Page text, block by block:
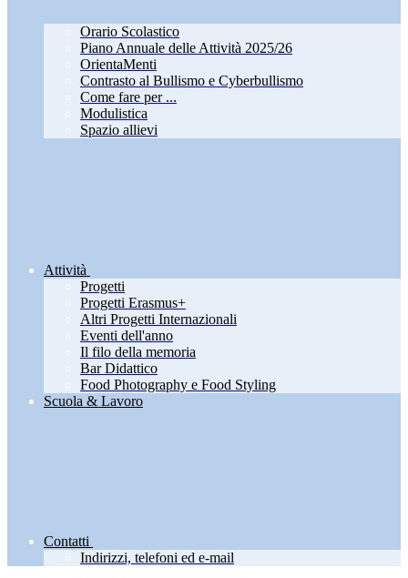
Orario Scolastico
Piano Annuale delle Attività 2025/26
OrientaMenti
Contrasto al Bullismo e Cyberbullismo
Come fare per ...
Modulistica
Spazio allievi
Attività
Progetti
Progetti Erasmus+
Altri Progetti Internazionali
Eventi dell'anno
Il filo della memoria
Bar Didattico
Food Photography e Food Styling
Scuola & Lavoro
Contatti
Indirizzi, telefoni ed e-mail